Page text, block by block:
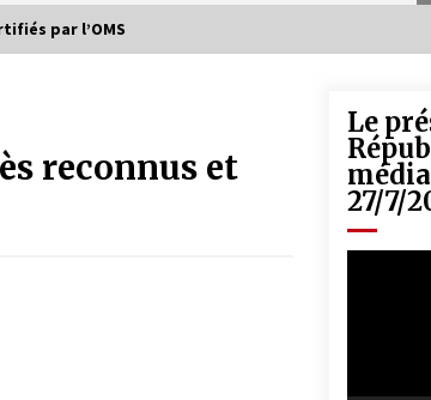
par l’OMS
reconnus et
Le
27/7/